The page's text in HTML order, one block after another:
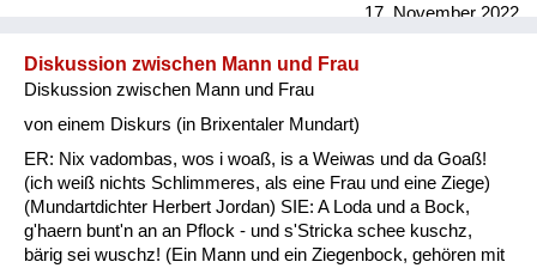
17. November 2022
Diskussion zwischen Mann und Frau
Diskussion zwischen Mann und Frau
von einem Diskurs (in Brixentaler Mundart)
ER: Nix vadombas, wos i woaß, is a Weiwas und da Goaß!
(ich weiß nichts Schlimmeres, als eine Frau und eine Ziege)
(Mundartdichter Herbert Jordan) SIE: A Loda und a Bock,
g'haern bunt'n an an Pflock - und s'Stricka schee kuschz,
bärig sei wuschz! (Ein Mann und ein Ziegenbock, gehören mit